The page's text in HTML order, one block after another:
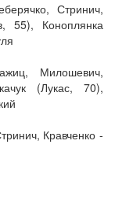
Стринич,
55), Коноплянка
Милошевич,
(Лукас, 70),
Кравченко -